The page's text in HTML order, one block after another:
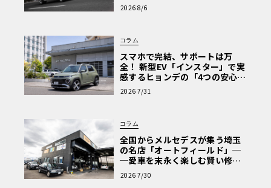
心と、Cクラスで味わうシルキー
な走り〈PR〉
2026 8/6
コラム
スマホで完結、サポートは万
全！ 新型EV「インスター」で実
感するヒョンデの「4つの安心」
【第1回・ヒョンデ6つの疑問：
Why? Hyundai?】〈PR〉
2026 7/31
コラム
全国からメルセデスが集う埼玉
の名店「オートフィールド」─
─愛車を末永く楽しむ賢い修理
術と、プロがフックス製オイル
を選ぶ理由〈PR〉
2026 7/30